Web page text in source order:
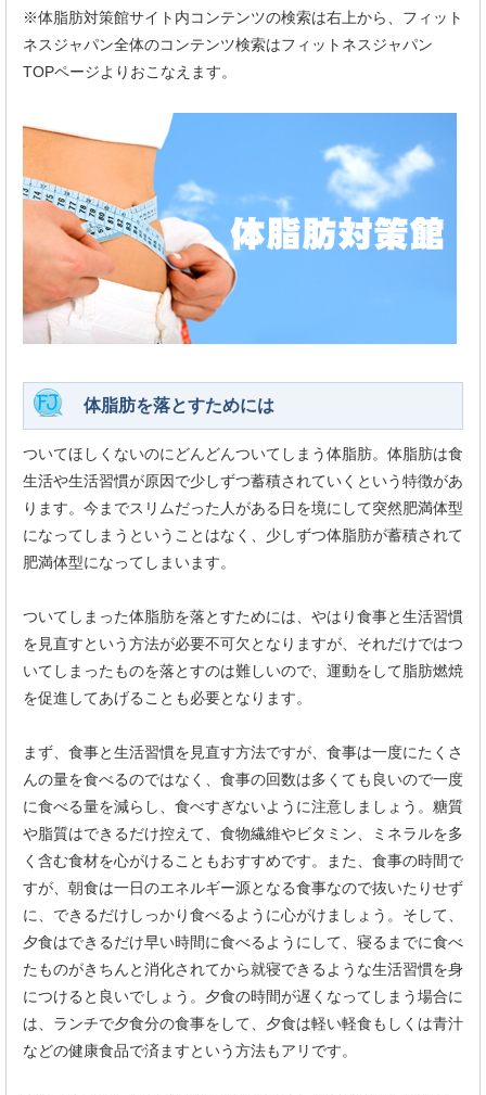
※体脂肪対策館サイト内コンテンツの検索は右上から、フィット
ネスジャパン全体のコンテンツ検索はフィットネスジャパン
TOPページよりおこなえます。
体脂肪を落とすためには
ついてほしくないのにどんどんついてしまう体脂肪。体脂肪は食
生活や生活習慣が原因で少しずつ蓄積されていくという特徴があ
ります。今までスリムだった人がある日を境にして突然肥満体型
になってしまうということはなく、少しずつ体脂肪が蓄積されて
肥満体型になってしまいます。
ついてしまった体脂肪を落とすためには、やはり食事と生活習慣
を見直すという方法が必要不可欠となりますが、それだけではつ
いてしまったものを落とすのは難しいので、運動をして脂肪燃焼
を促進してあげることも必要となります。
まず、食事と生活習慣を見直す方法ですが、食事は一度にたくさ
んの量を食べるのではなく、食事の回数は多くても良いので一度
に食べる量を減らし、食べすぎないように注意しましょう。糖質
や脂質はできるだけ控えて、食物繊維やビタミン、ミネラルを多
く含む食材を心がけることもおすすめです。また、食事の時間で
すが、朝食は一日のエネルギー源となる食事なので抜いたりせず
に、できるだけしっかり食べるように心がけましょう。そして、
夕食はできるだけ早い時間に食べるようにして、寝るまでに食べ
たものがきちんと消化されてから就寝できるような生活習慣を身
につけると良いでしょう。夕食の時間が遅くなってしまう場合に
は、ランチで夕食分の食事をして、夕食は軽い軽食もしくは青汁
などの健康食品で済ますという方法もアリです。